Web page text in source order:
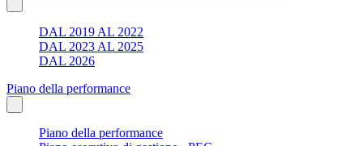
DAL 2019 AL 2022
DAL 2023 AL 2025
DAL 2026
Piano della performance
Piano della performance